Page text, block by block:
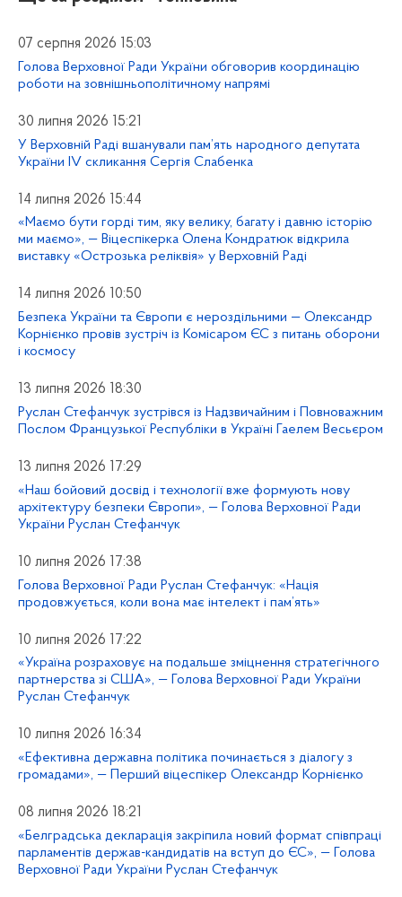
07 серпня 2026 15:03
Голова Верховної Ради України обговорив координацію
роботи на зовнішньополітичному напрямі
30 липня 2026 15:21
У Верховній Раді вшанували пам’ять народного депутата
України IV скликання Сергія Слабенка
14 липня 2026 15:44
«Маємо бути горді тим, яку велику, багату і давню історію
ми маємо», — Віцеспікерка Олена Кондратюк відкрила
виставку «Острозька реліквія» у Верховній Раді
14 липня 2026 10:50
Безпека України та Європи є нероздільними — Олександр
Корнієнко провів зустріч із Комісаром ЄС з питань оборони
і космосу
13 липня 2026 18:30
Руслан Стефанчук зустрівся із Надзвичайним і Повноважним
Послом Французької Республіки в Україні Гаелем Весьєром
13 липня 2026 17:29
«Наш бойовий досвід і технології вже формують нову
архітектуру безпеки Європи», — Голова Верховної Ради
України Руслан Стефанчук
10 липня 2026 17:38
Голова Верховної Ради Руслан Стефанчук: «Нація
продовжується, коли вона має інтелект і пам’ять»
10 липня 2026 17:22
«Україна розраховує на подальше зміцнення стратегічного
партнерства зі США», — Голова Верховної Ради України
Руслан Стефанчук
10 липня 2026 16:34
«Ефективна державна політика починається з діалогу з
громадами», — Перший віцеспікер Олександр Корнієнко
08 липня 2026 18:21
«Белградська декларація закріпила новий формат співпраці
парламентів держав-кандидатів на вступ до ЄС», — Голова
Верховної Ради України Руслан Стефанчук